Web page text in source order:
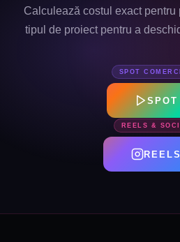
Calculează costul exact
tipul de proiect pentru a
SPOT
SPOT
REELS &
REELS